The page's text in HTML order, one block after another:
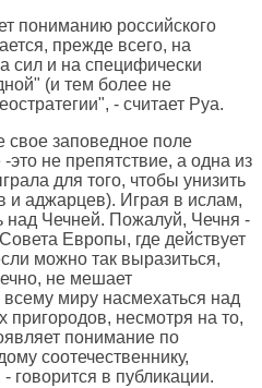
пониманию российского
прежде всего, на
сил и на специфически
(и тем более не
- считает Руа.
свое заповедное поле
не препятствие, а одна из
для того, чтобы унизить
и аджарцев). Играя в ислам,
над Чечней. Пожалуй, Чечня -
Европы, где действует
можно так выразиться,
не мешает
миру насмехаться над
пригородов, несмотря на то,
понимание по
соотечественнику,
в публикации.